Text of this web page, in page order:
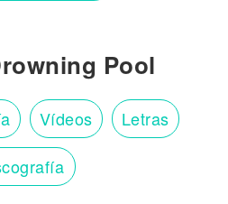
Pool
Vídeos Letras